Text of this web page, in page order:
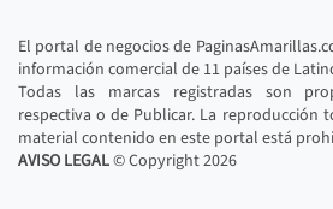
El portal de negocios de
información comercial de 11 países de
Todas las marcas registradas son
respectiva o de Publicar. La reproducción
material contenido en este portal está
AVISO LEGAL© Copyright2026